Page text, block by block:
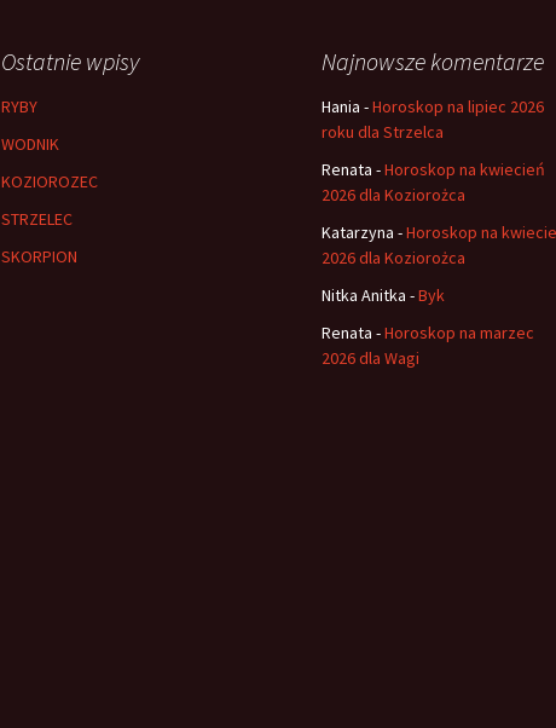
Ostatnie wpisy
RYBY
WODNIK
KOZIOROZEC
STRZELEC
SKORPION
Najnowsze komentarze
Hania -Horoskop na lipiec 2026
roku dla Strzelca
Renata -Horoskop na kwiecień
2026 dla Koziorożca
Katarzyna -Horoskop na
2026 dla Koziorożca
Nitka Anitka -Byk
Renata -Horoskop na marzec
2026 dla Wagi